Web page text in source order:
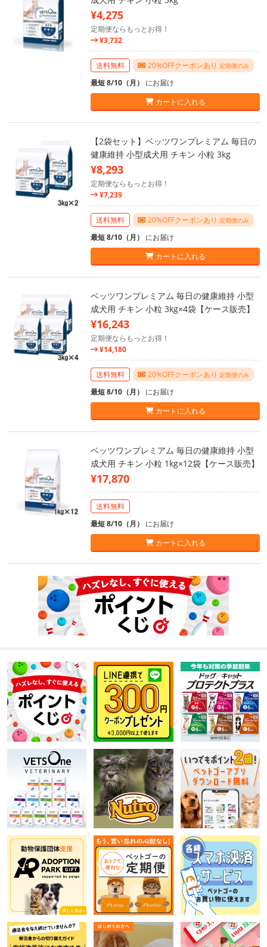
¥4,275
定期便ならもっとお得！
¥3,732
送料無料 20%OFFクーポンあり 定期便のみ
最短 8/10（月） にお届け
カートに入れる
【2袋セット】ベッツワンプレミアム 毎日の
健康維持 小型成犬用 チキン 小粒 3kg
¥8,293
定期便ならもっとお得！
¥7,239
送料無料 20%OFFクーポンあり 定期便のみ
最短 8/10（月） にお届け
カートに入れる
ベッツワンプレミアム 毎日の健康維持 小型
成犬用 チキン 小粒 3kg×4袋【ケース販売】
¥16,243
定期便ならもっとお得！
¥14,180
送料無料 20%OFFクーポンあり 定期便のみ
最短 8/10（月） にお届け
カートに入れる
ベッツワンプレミアム 毎日の健康維持 小型
成犬用 チキン 小粒 1kg×12袋【ケース販売】
¥17,870
送料無料
最短 8/10（月） にお届け
カートに入れる